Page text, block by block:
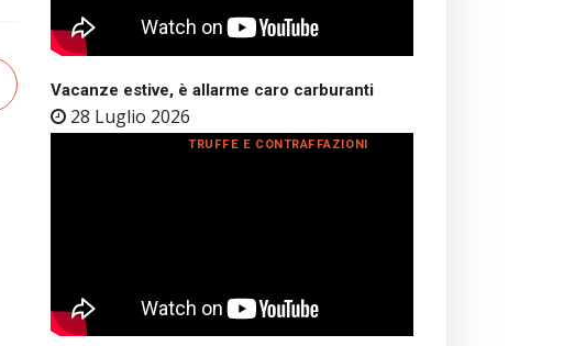
Vacanze estive, è allarme caro carburanti
28 Luglio 2026
TRUFFE E CONTRAFFAZIONI